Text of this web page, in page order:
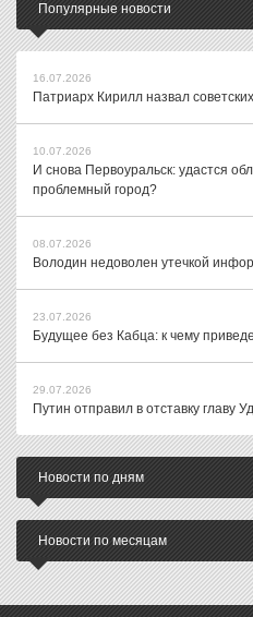
Популярные новости
16.07.2026
Патриарх Кирилл назвал
10.07.2026
И снова Первоуральск: удастся
проблемный город?
08.07.2026
Володин недоволен утечкой
23.07.2026
Будущее без Кабца: к чему
29.07.2026
Путин отправил в отставку главу
Новости по дням
Новости по месяцам